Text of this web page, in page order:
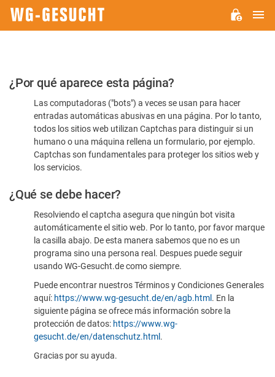
Por
favor,
confirme
humano
¿Por qué aparece esta página?
Las computadoras ("bots") a veces se usan para hacer
entradas automáticas abusivas en una página. Por lo tanto,
todos los sitios web utilizan Captchas para distinguir si un
humano o una máquina rellena un formulario, por ejemplo.
Captchas son fundamentales para proteger los sitios web y
los servicios.
¿Qué se debe hacer?
Resolviendo el captcha asegura que ningún bot visita
automáticamente el sitio web. Por lo tanto, por favor marque
la casilla abajo. De esta manera sabemos que no es un
programa sino una persona real. Despues puede seguir
usando WG-Gesucht.de como siempre.
Puede encontrar nuestros Términos y Condiciones Generales
aquí: https://www.wg-gesucht.de/en/agb.html . En la
siguiente página se ofrece más información sobre la
protección de datos: https://www.wg-
gesucht.de/en/datenschutz.html .
Gracias por su ayuda.